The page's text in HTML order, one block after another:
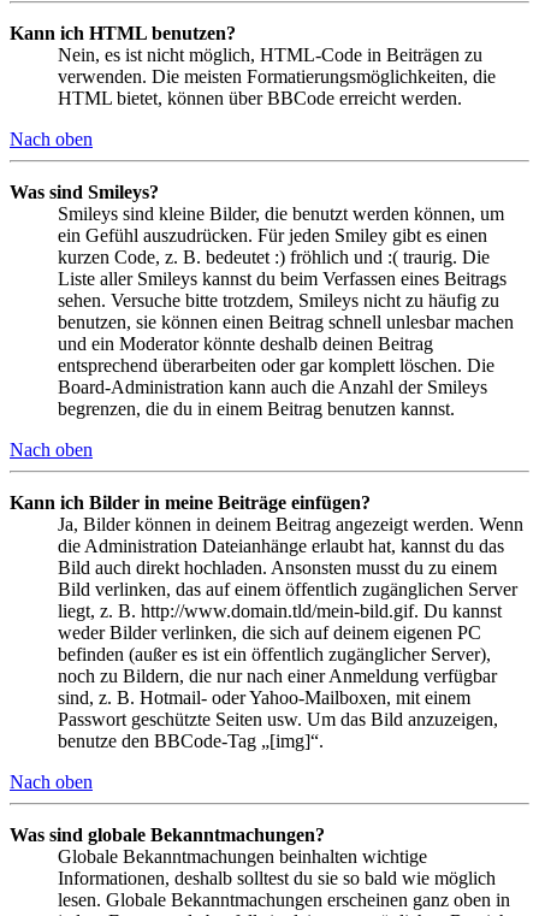
Kann ich HTML benutzen?
Nein, es ist nicht möglich, HTML-Code in Beiträgen zu
verwenden. Die meisten Formatierungsmöglichkeiten, die
HTML bietet, können über BBCode erreicht werden.
Nach oben
Was sind Smileys?
Smileys sind kleine Bilder, die benutzt werden können, um
ein Gefühl auszudrücken. Für jeden Smiley gibt es einen
kurzen Code, z. B. bedeutet :) fröhlich und :( traurig. Die
Liste aller Smileys kannst du beim Verfassen eines Beitrags
sehen. Versuche bitte trotzdem, Smileys nicht zu häufig zu
benutzen, sie können einen Beitrag schnell unlesbar machen
und ein Moderator könnte deshalb deinen Beitrag
entsprechend überarbeiten oder gar komplett löschen. Die
Board-Administration kann auch die Anzahl der Smileys
begrenzen, die du in einem Beitrag benutzen kannst.
Nach oben
Kann ich Bilder in meine Beiträge einfügen?
Ja, Bilder können in deinem Beitrag angezeigt werden. Wenn
die Administration Dateianhänge erlaubt hat, kannst du das
Bild auch direkt hochladen. Ansonsten musst du zu einem
Bild verlinken, das auf einem öffentlich zugänglichen Server
liegt, z. B. http://www.domain.tld/mein-bild.gif. Du kannst
weder Bilder verlinken, die sich auf deinem eigenen PC
befinden (außer es ist ein öffentlich zugänglicher Server),
noch zu Bildern, die nur nach einer Anmeldung verfügbar
sind, z. B. Hotmail- oder Yahoo-Mailboxen, mit einem
Passwort geschützte Seiten usw. Um das Bild anzuzeigen,
benutze den BBCode-Tag „[img]“.
Nach oben
Was sind globale Bekanntmachungen?
Globale Bekanntmachungen beinhalten wichtige
Informationen, deshalb solltest du sie so bald wie möglich
lesen. Globale Bekanntmachungen erscheinen ganz oben in